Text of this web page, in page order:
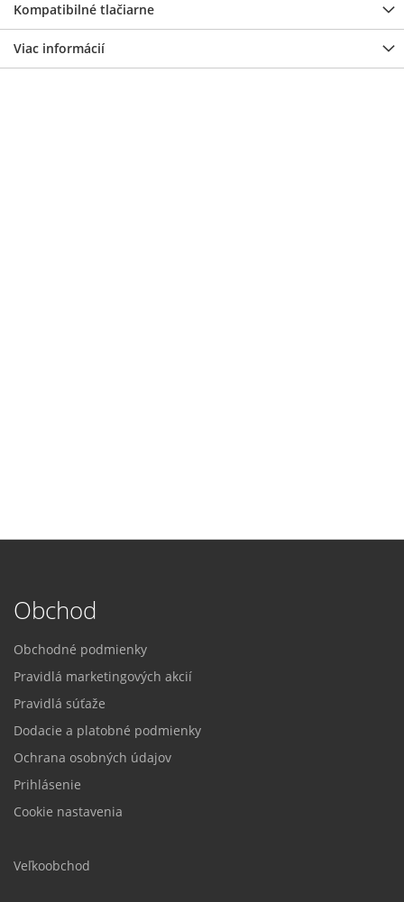
Kompatibilné tlačiarne
Viac informácií
Obchod
Obchodné podmienky
Pravidlá marketingových akcií
Pravidlá súťaže
Dodacie a platobné podmienky
Ochrana osobných údajov
Prihlásenie
Cookie nastavenia
Veľkoobchod